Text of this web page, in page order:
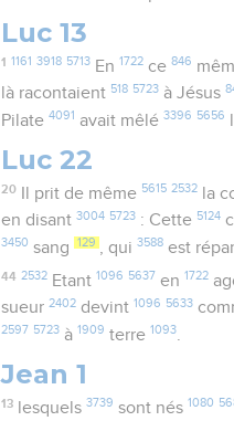
Luc 13
1 1161 3918 5713En 1722ce 846
là racontaient 518 5723 à Jésus
Pilate4091 avait mêlé3396 5656
Luc 22
20 Il prit de même 5615 2532la
en disant3004 5723 : Cette 5124
3450 sang 129 , qui3588 est
44 2532Etant 1096 5637 en 1722
sueur2402 devint 1096 5633
2597 5723 à 1909 terre 1093
Jean 1
13 lesquels 3739 sont nés 1080